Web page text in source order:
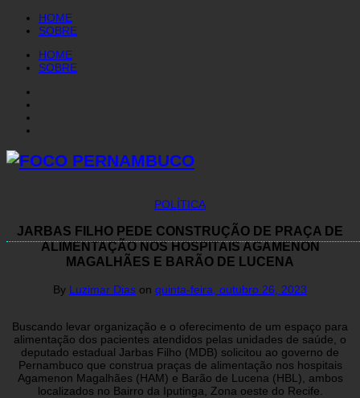
HOME
SOBRE
HOME
SOBRE
POLÍTICA
JARBAS FILHO PEDE CONSTRUÇÃO DE PRAÇA DE
ALIMENTAÇÃO NOS HOSPITAIS AGAMENON
MAGALHÃES E BARÃO DE LUCENA
By Luzimar Dias on quinta-feira, outubro 26, 2023
Buscando levar organização e o oferecimento de um espaço para
alimentação dos pacientes atendidos pelas unidades de saúde, o
deputado estadual Jarbas Filho (MDB) solicitou ao governo de
Pernambuco que construa praças de alimentação nos hospitais
Agamenon Magalhães (HAM) e Barão de Lucena (HBL), ambos
localizados no Bairro da Iputinga, Zona oeste do Recife.